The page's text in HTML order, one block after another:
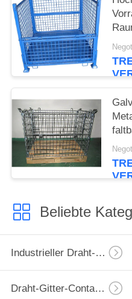
mit
Beliebte
Industrieller Draht-Behälter
Draht-Gitter-Container